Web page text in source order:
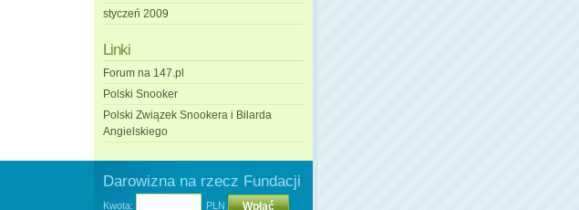
styczeń 2009
Linki
Forum na 147.pl
Polski Snooker
Polski Związek Snookera i Bilarda
Angielskiego
Darowizna na rzecz Fundacji
Kwota: PLN